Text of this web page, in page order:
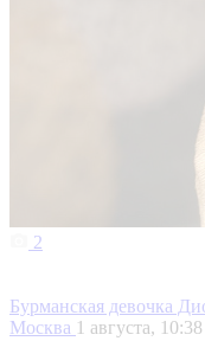
2
Бурманская девочка
Москва 1 августа, 10:38